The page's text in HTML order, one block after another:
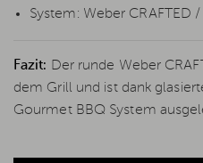
System: Weber CRAFTED
Fazit: Der runde Weber
dem Grill und ist dank
Gourmet BBQ System